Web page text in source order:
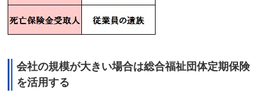
会社の規模が大きい場合は総合福祉団体定期保険
を活用する